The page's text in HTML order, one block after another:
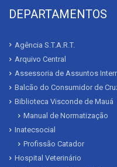
DEPARTAMENTOS
Agência S.T.A.R.T.
Arquivo Central
Assessoria de Assuntos
Balcão do Consumidor de
Biblioteca Visconde de Mauá
Manual de Normatização
Inatecsocial
Profissão Catador
Hospital Veterinário